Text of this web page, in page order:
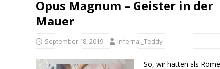
Opus Magnum – Geister in der
Mauer
September 18, 2019 Infernal_Teddy
So, wir hatten als